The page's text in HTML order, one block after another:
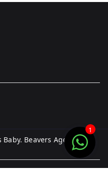
Baby. Beavers Agency
1